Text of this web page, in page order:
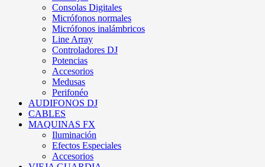
Consolas Digitales
Micrófonos normales
Micrófonos inalámbricos
Line Array
Controladores DJ
Potencias
Accesorios
Medusas
Perifonéo
AUDIFONOS DJ
CABLES
MAQUINAS FX
Iluminación
Efectos Especiales
Accesorios